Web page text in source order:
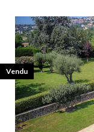
Vendu